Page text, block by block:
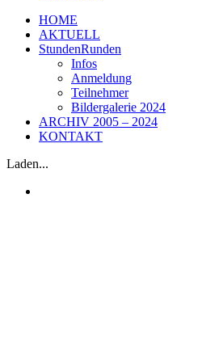
HOME
AKTUELL
StundenRunden
Infos
Anmeldung
Teilnehmer
Bildergalerie 2024
ARCHIV 2005 – 2024
KONTAKT
Laden...